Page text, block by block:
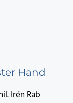
Hand
Irén Rab